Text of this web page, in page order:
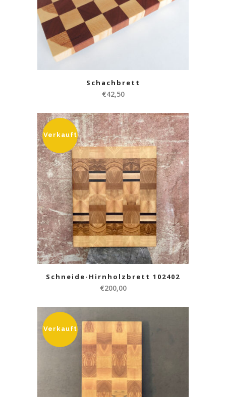
Schachbrett
€42,50
Verkauft
Schneide-Hirnholzbrett 102402
€200,00
Verkauft